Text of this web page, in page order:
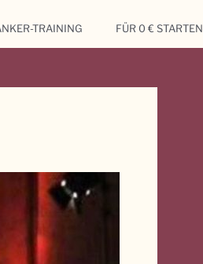
TRAINING FÜR 0 € STARTEN